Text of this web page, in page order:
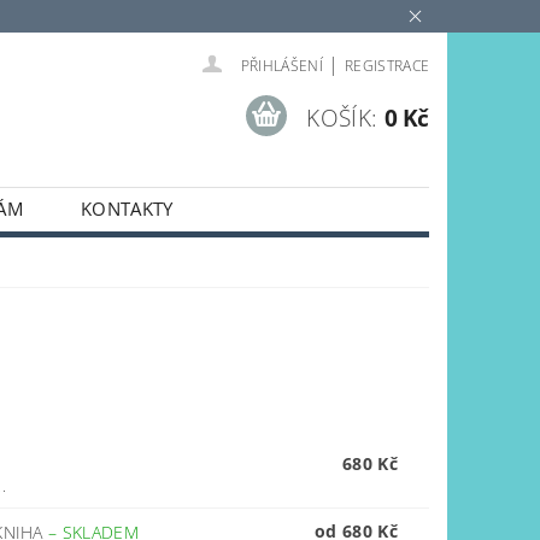
PŘIHLÁŠENÍ | REGISTRACE
KOŠÍK: 0 Kč
KONTAKTY
680 Kč
– SKLADEM od 680 Kč